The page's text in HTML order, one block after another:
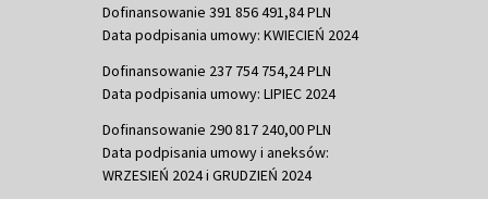
Dofinansowanie 391 856 491,84 PLN
Data podpisania umowy: KWIECIEŃ 2024
Dofinansowanie 237 754 754,24 PLN
Data podpisania umowy: LIPIEC 2024
Dofinansowanie 290 817 240,00 PLN
Data podpisania umowy i aneksów:
WRZESIEŃ 2024 i GRUDZIEŃ 2024